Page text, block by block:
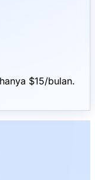
$15/bulan.